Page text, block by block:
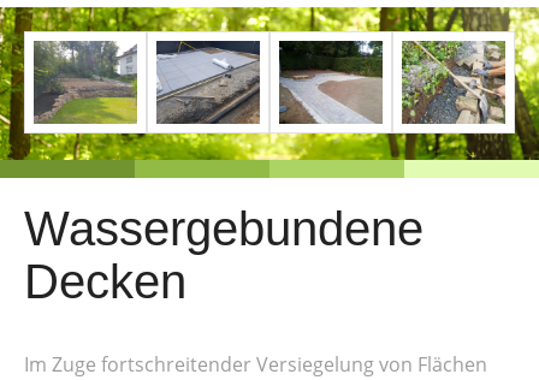
Wassergebundene
Decken
Im Zuge fortschreitender Versiegelung von Flächen